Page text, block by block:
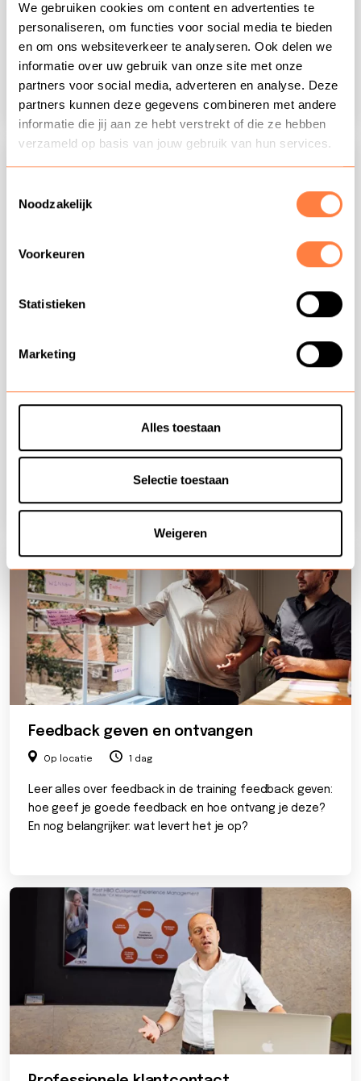
We gebruiken cookies om content en advertenties te
personaliseren, om functies voor social media te bieden
en om ons websiteverkeer te analyseren. Ook delen we
informatie over uw gebruik van onze site met onze
partners voor social media, adverteren en analyse. Deze
partners kunnen deze gegevens combineren met andere
informatie die jij aan ze hebt verstrekt of die ze hebben
verzameld op basis van jouw gebruik van hun services.
Noodzakelijk
Voorkeuren
Statistieken
Marketing
Alles toestaan
Selectie toestaan
Weigeren
Leer met deze training ‘coachingsvaardigheden’ van
Coniche motiveren, stimuleren en aan te zetten tot
meer en beter resultaat van medewerkers in alle
doelgroepen.
Op locatie
jezelf weerbaarder op te stellen met de training
‘Omgaan met weerstand & weerbaarheid’. De training is
heeft. Denk hierbij aan een klantenservice of callcenter
Feedback geven en ontvangen
Op locatie 1 dag
Leer alles over feedback in de training feedback geven:
hoe geef je goede feedback en hoe ontvang je deze?
En nog belangrijker: wat levert het je op?